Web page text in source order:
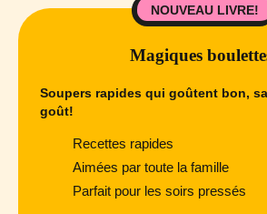
NOUVEAU LIVRE!
Magiques
Soupers rapides qui goûtent bon,
goût!
Recettes rapides
Aimées par toute la famille
Parfait pour les soirs pressés